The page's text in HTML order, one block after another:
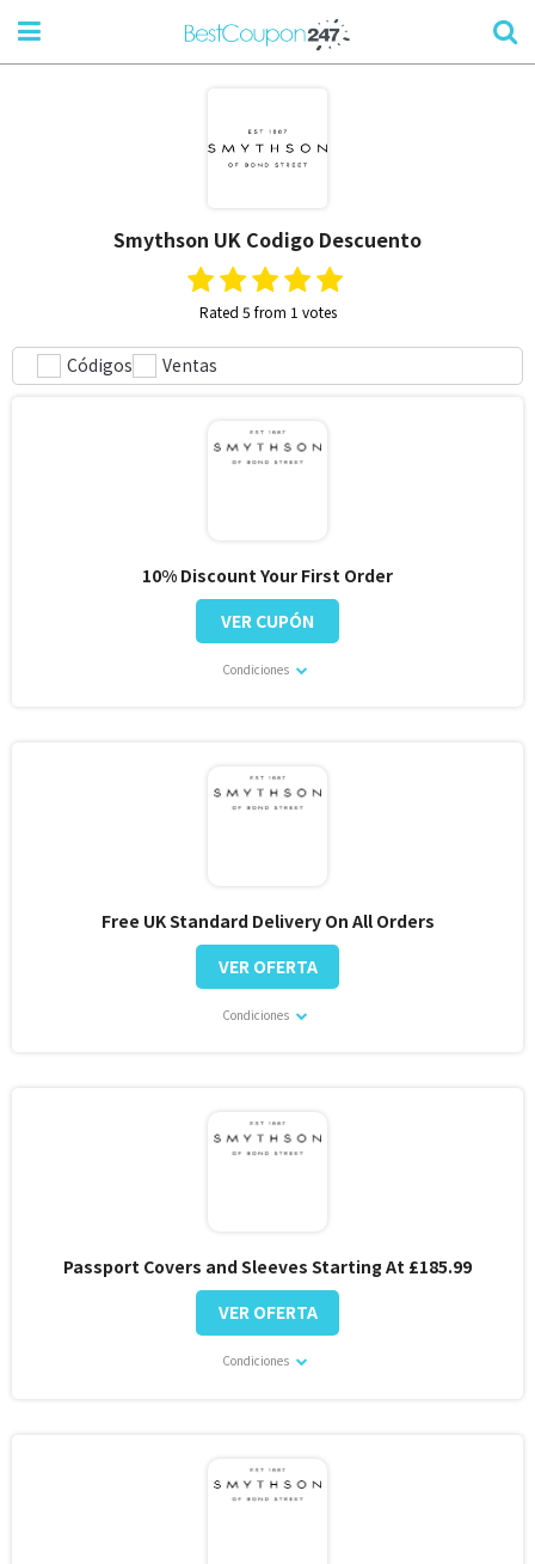
Smythson UK Codigo Descuento
Rated 5 from 1 votes
Códigos Ventas
10% Discount Your First Order
Condiciones
VER CUPÓN
Free UK Standard Delivery On All Orders
Condiciones
VER OFERTA
Passport Covers and Sleeves Starting At £185.99
Condiciones
VER OFERTA